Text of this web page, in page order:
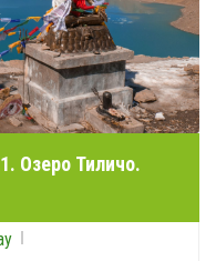
Озеро Тиличо.